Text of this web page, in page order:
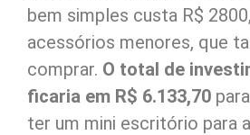
bem simples custa R$
acessórios menores, que
comprar. O total de
ficaria em R$ 6.133,70
ter um mini escritório para